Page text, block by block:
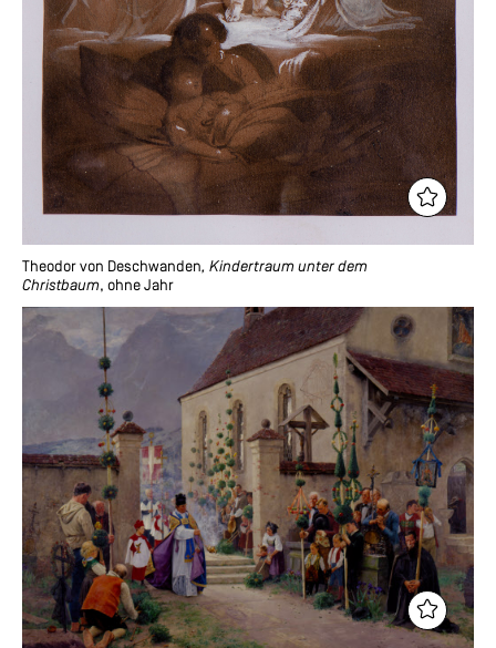
Theodor von Deschwanden, Kindertraum unter dem
Christbaum, ohne Jahr